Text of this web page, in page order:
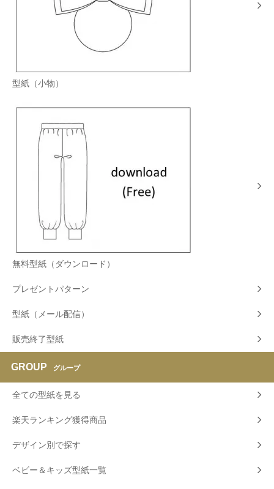
型紙（小物）
無料型紙（ダウンロード）
プレゼントパターン
型紙（メール配信）
販売終了型紙
GROUP グループ
全ての型紙を見る
楽天ランキング獲得商品
デザイン別で探す
ベビー＆キッズ型紙一覧